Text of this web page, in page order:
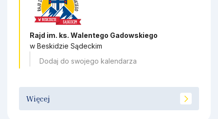
Rajd im. ks. Walentego Gadowskiego
w Beskidzie Sądeckim
Dodaj do swojego kalendarza
Więcej